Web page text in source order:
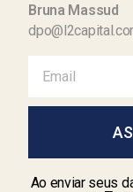
Bruna Massud
Ao enviar seus